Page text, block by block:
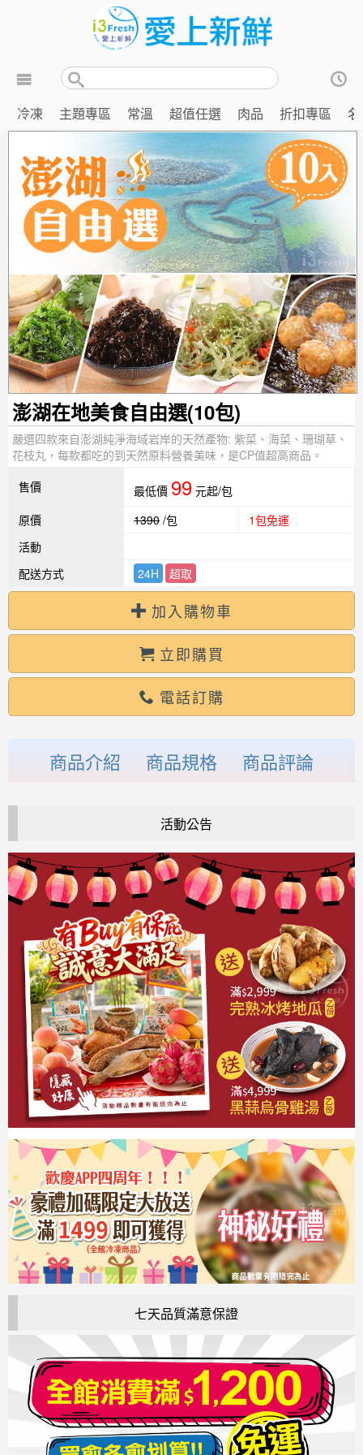
冷凍 主題專區 常溫 超值任選 肉品 折扣專區
澎湖在地美食自由選(10包)
嚴選四款來自澎湖純淨海域岩岸的天然產物: 紫菜、海菜、珊瑚草、
花枝丸，每款都吃的到天然原料營養美味，是CP值超高商品。
售價
最低價 99 元起/包
原價
1390 /包
1包免運
活動
配送方式
24H 超取
加入購物車
立即購買
電話訂購
商品介紹 商品規格 商品評論
活動公告
七天品質滿意保證